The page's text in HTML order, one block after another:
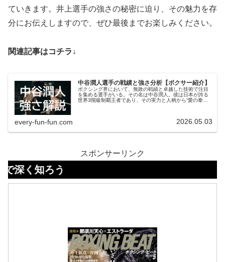
ていきます。井上選手の強さの秘密に迫り、その魅力を存
分にお伝えしますので、ぜひ最後までお楽しみください。
関連記事はコチラ↓
中谷潤人選手の戦績と強さ分析【ボクサー紹介】
ボクシング界において、無敗の戦績と卓越した技術で注目
を集める選手がいる。​その名は中谷潤人。​彼は日本が誇る
世界3階級制覇王者であり、その実力と人柄から“愛の拳
every-fun-fun.com 2026.05.03
スポンサーリンク
う